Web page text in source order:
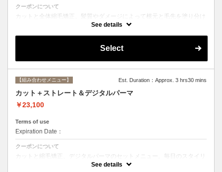
クーポンについて
カットと全体縮毛矯正。髪質やダメージによって根元と毛先を塗り分け
ます。シャンプー、ブロー込み。必要に応じて前処理トリートメント無
See details
Select
【組み合わせメニュー】 Est. Duration：Approx. 3 hrs30 mins
カット＋ストレート＆デジタルパーマ
￥23,100
Terms of use
Expiration Date：
クーポンについて
カットと縮毛矯正、デジタルパーマのセットメニュー。毎日のスタイリ
ングを楽にしたい方にオススメ☆ シャンプー、ブロー込み。ロング料
See details